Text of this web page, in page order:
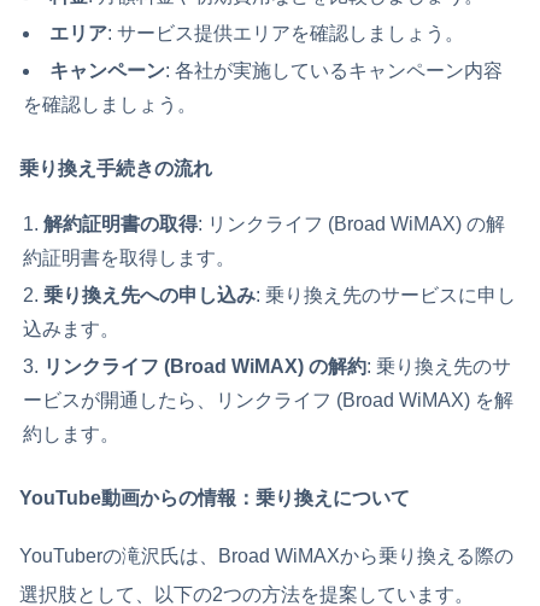
エリア: サービス提供エリアを確認しましょう。
キャンペーン: 各社が実施しているキャンペーン内容
を確認しましょう。
乗り換え手続きの流れ
解約証明書の取得: リンクライフ (Broad WiMAX) の解
約証明書を取得します。
乗り換え先への申し込み: 乗り換え先のサービスに申し
込みます。
リンクライフ (Broad WiMAX) の解約: 乗り換え先のサ
ービスが開通したら、リンクライフ (Broad WiMAX) を解
約します。
YouTube動画からの情報：乗り換えについて
YouTuberの滝沢氏は、Broad WiMAXから乗り換える際の
選択肢として、以下の2つの方法を提案しています。